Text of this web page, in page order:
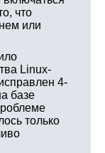
что
или
Linux-
4-
базе
только